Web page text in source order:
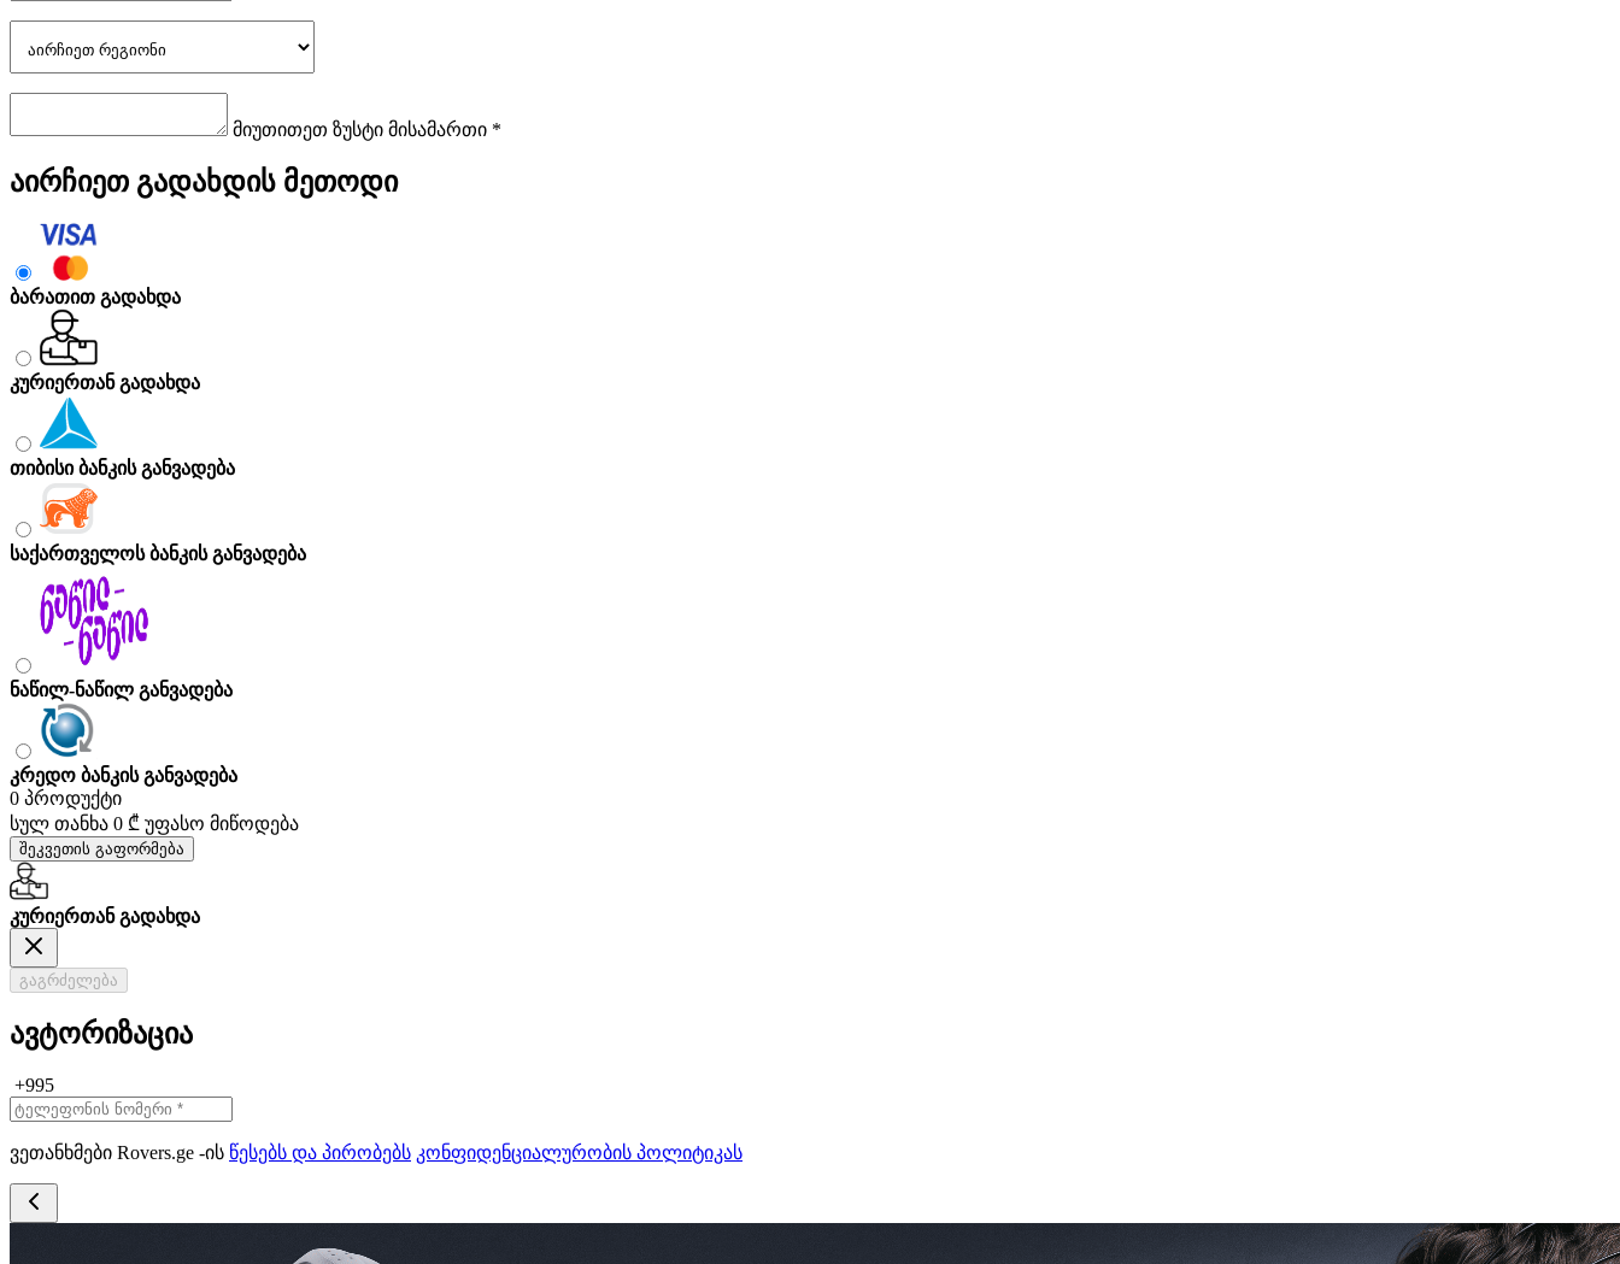
მიუთითეთ ზუსტი მისამართი *
აირჩიეთ გადახდის მეთოდი
ბარათით გადახდა
კურიერთან გადახდა
თიბისი ბანკის განვადება
საქართველოს ბანკის განვადება
ნაწილ-ნაწილ განვადება
კრედო ბანკის განვადება
0 პროდუქტი
სულ თანხა 0 ₾ უფასო მიწოდება
შეკვეთის გაფორმება
კურიერთან გადახდა
გაგრძელება
ავტორიზაცია
+995
ვეთანხმები Rovers.ge -ის წესებს და პირობებს კონფიდენციალურობის პოლიტიკას